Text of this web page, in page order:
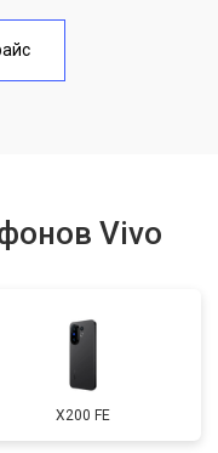
1750 ₽
Vivo
X200 FE